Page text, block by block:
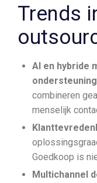
Trends
AI en hybride
combineren
menselijk
Goedkoop is
Multichannel